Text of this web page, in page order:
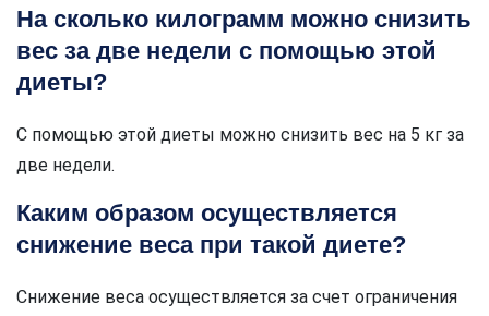
На сколько килограмм можно снизить
вес за две недели с помощью этой
диеты?
С помощью этой диеты можно снизить вес на 5 кг за
две недели.
Каким образом осуществляется
снижение веса при такой диете?
Снижение веса осуществляется за счет ограничения